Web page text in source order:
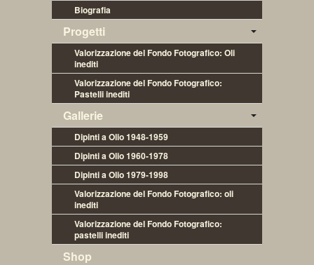
Biografia
Progetti
Valorizzazione del Fondo Fotografico: Oli
inediti
Valorizzazione del Fondo Fotografico:
Pastelli inediti
Gallerie
Dipinti a Olio 1948-1959
Dipinti a Olio 1960-1978
Dipinti a Olio 1979-1998
Valorizzazione del Fondo Fotografico: oli
inediti
Valorizzazione del Fondo Fotografico:
pastelli inediti
Shop